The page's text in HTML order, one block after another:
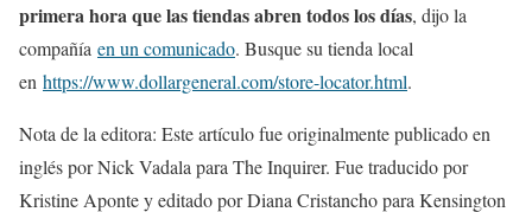
primera hora que las tiendas abren todos los días, dijo la
compañía en un comunicado. Busque su tienda local
en https://www.dollargeneral.com/store-locator.html.
Nota de la editora: Este artículo fue originalmente publicado en
inglés por Nick Vadala para The Inquirer. Fue traducido por
Kristine Aponte y editado por Diana Cristancho para Kensington